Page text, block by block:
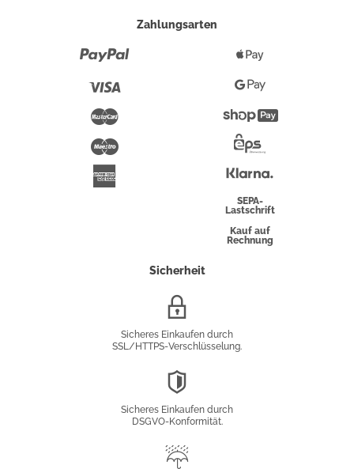
Zahlungsarten
Maestro
Pay
Google
Pay
Überweisung
SEPA-
Lastschrift
Kauf auf
Rechnung
Sicherheit
Sicheres Einkaufen durch
SSL/HTTPS-Verschlüsselung.
Sicheres Einkaufen durch
DSGVO-Konformität.